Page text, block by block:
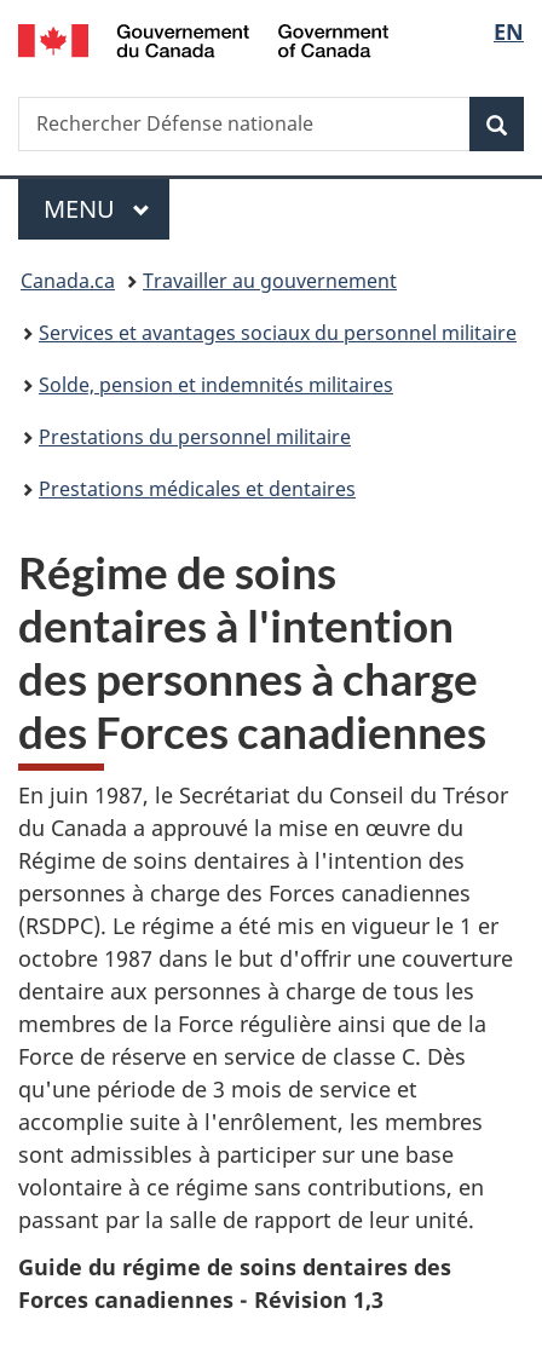
Passer
au
principal
Passer
à
Au
du
Passer
à
version
simplifiée
de
la
EN
Recherche
Rechercher
Défense
Menu
MENU PRINCIPAL
Vous
êtes
ici :
Canada.ca
Travailler au gouvernement
Services et avantages sociaux du personnel militaire
Solde, pension et indemnités militaires
Prestations du personnel militaire
Prestations médicales et dentaires
Régime de soins
dentaires à l'intention
des personnes à charge
des Forces canadiennes
En juin 1987, le Secrétariat du Conseil du Trésor
du Canada a approuvé la mise en œuvre du
Régime de soins dentaires à l'intention des
personnes à charge des Forces canadiennes
(RSDPC). Le régime a été mis en vigueur le 1 er
octobre 1987 dans le but d'offrir une couverture
dentaire aux personnes à charge de tous les
membres de la Force régulière ainsi que de la
Force de réserve en service de classe C. Dès
qu'une période de 3 mois de service et
accomplie suite à l'enrôlement, les membres
sont admissibles à participer sur une base
volontaire à ce régime sans contributions, en
passant par la salle de rapport de leur unité.
Guide du régime de soins dentaires des
Forces canadiennes - Révision 1,3